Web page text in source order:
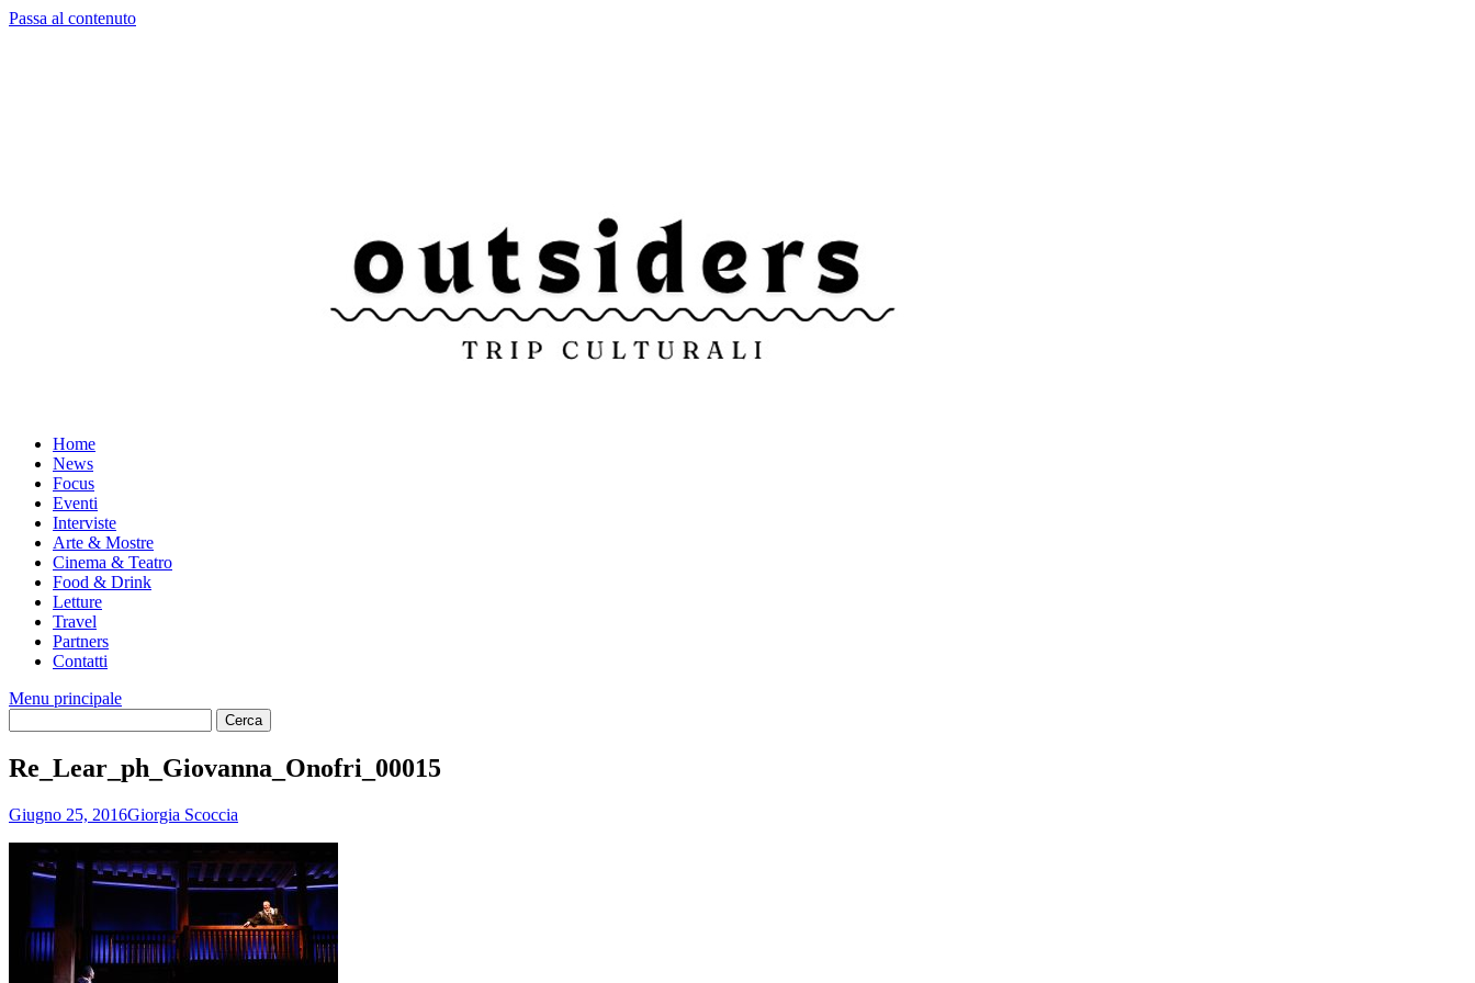
Passa al contenuto
Home
News
Focus
Eventi
Interviste
Arte & Mostre
Cinema & Teatro
Food & Drink
Letture
Travel
Partners
Contatti
Menu principale
Re_Lear_ph_Giovanna_Onofri_00015
Giugno 25, 2016Giorgia Scoccia